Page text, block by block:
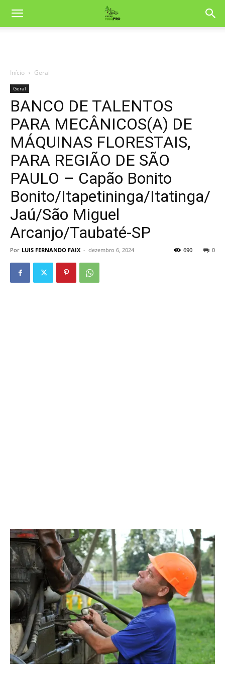
Início Geral
Geral
BANCO DE TALENTOS
PARA MECÂNICOS(A) DE
MÁQUINAS FLORESTAIS,
PARA REGIÃO DE SÃO
PAULO – Capão Bonito
Bonito/Itapetininga/Itatinga/
Jaú/São Miguel
Arcanjo/Taubaté-SP
Por LUIS FERNANDO FAIX - dezembro 6, 2024 0
690